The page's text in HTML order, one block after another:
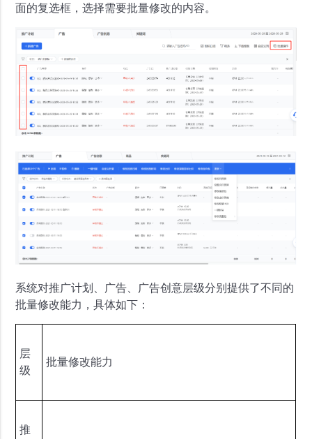
面的复选框，选择需要批量修改的内容。
系统对推广计划、广告、广告创意层级分别提供了不同的
批量修改能力，具体如下：
层
级
批量修改能力
推